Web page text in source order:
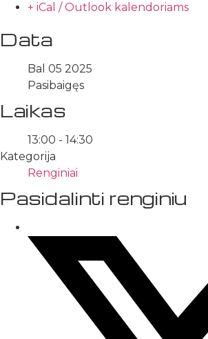
+ iCal / Outlook kalendoriams
Data
Bal 05 2025
Pasibaigęs
Laikas
13:00 - 14:30
Kategorija
Renginiai
Pasidalinti renginiu